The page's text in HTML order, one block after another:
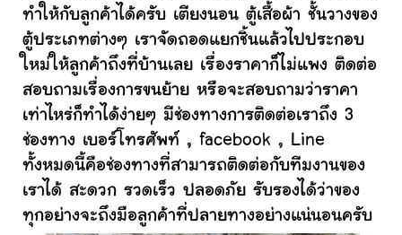
ทำให้กับลูกค้าได้ครับ เตียงนอน ตู้เสื้อผ้า ชั้นวางของ
ตู้ประเภทต่างๆ เราจัดถอดแยกชิ้นแล้วไปประกอบ
ใหม่ให้ลูกค้าถึงที่บ้านเลย เรื่องราคาก็ไม่แพง ติดต่อ
สอบถามเรื่องการขนย้าย หรือจะสอบถามว่าราคา
เท่าไหร่ก็ทำได้ง่ายๆ มีช่องทางการติดต่อเราถึง 3
ช่องทาง เบอร์โทรศัพท์ , facebook , Line
ทั้งหมดนี้คือช่องทางที่สามารถติดต่อกับทีมงานของ
เราได้ สะดวก รวดเร็ว ปลอดภัย รับรองได้ว่าของ
ทุกอย่างจะถึงมือลูกค้าที่ปลายทางอย่างแน่นอนครับ